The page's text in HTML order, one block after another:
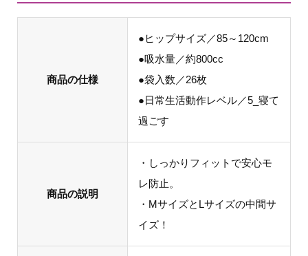
商品の仕様
●ヒップサイズ／85～120cm
●吸水量／約800cc
●袋入数／26枚
●日常生活動作レベル／5_寝て
過ごす
商品の説明
・しっかりフィットで安心モ
レ防止。
・MサイズとLサイズの中間サ
イズ！